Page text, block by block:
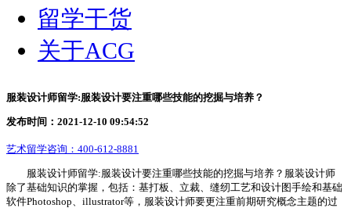
留学干货
关于ACG
服装设计师留学:服装设计要注重哪些技能的挖掘与培养？
发布时间：2021-12-10 09:54:52
艺术留学咨询： 400-612-8881
服装设计师留学:服装设计要注重哪些技能的挖掘与培养？服装设计师
除了基础知识的掌握，包括：基打板、立裁、缝纫工艺和设计图手绘和基础
软件Photoshop、illustrator等，服装设计师要更注重前期研究概念主题的过